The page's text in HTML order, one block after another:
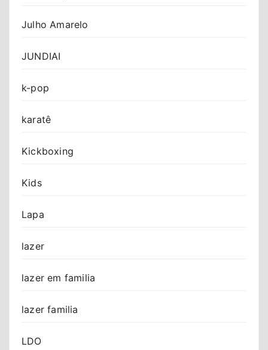
Julho Amarelo
JUNDIAI
k-pop
karatê
Kickboxing
Kids
Lapa
lazer
lazer em familia
lazer familia
LDO